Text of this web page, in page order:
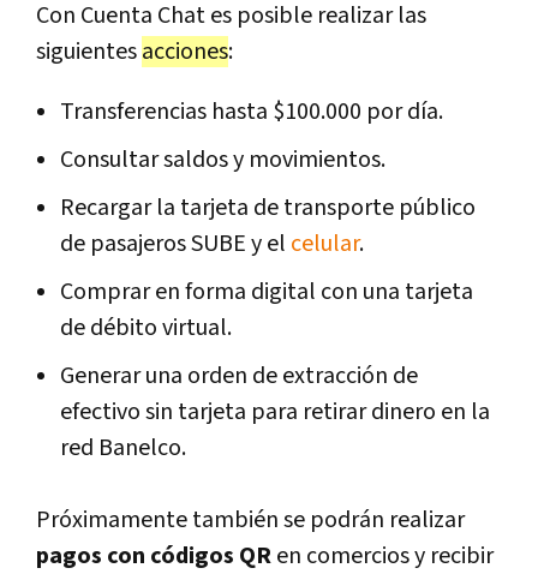
Con Cuenta Chat es posible realizar las
siguientesacciones:
Transferencias hasta $100.000 por día.
Consultar saldos y movimientos.
Recargar la tarjeta de transporte público
de pasajeros SUBE y el celular.
Comprar en forma digital con una tarjeta
de débito virtual.
Generar una orden de extracción de
efectivo sin tarjeta para retirar dinero en la
red Banelco.
Próximamente también se podrán realizar
pagos con códigos QRen comercios y recibir